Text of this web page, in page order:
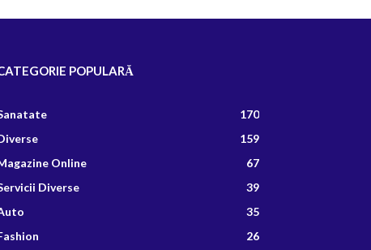
POPULARĂ
170
159
Online
67
Diverse
39
35
26